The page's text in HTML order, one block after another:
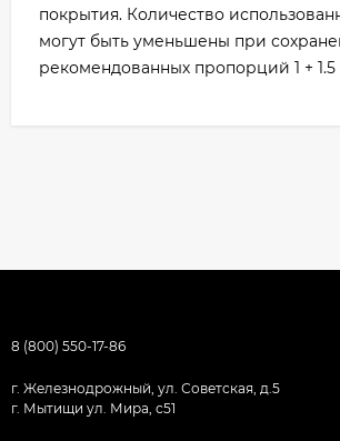
покрытия. Количество
могут быть уменьшены при
рекомендованных пропорций 1 + 1.5
8 (800) 550-17-86
г. Железнодрожный, ул. Советская, д.5
г. Мытищи ул. Мира, с51